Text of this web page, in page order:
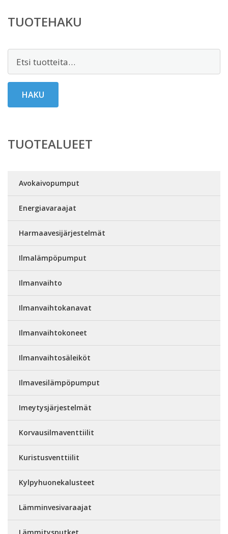
TUOTEHAKU
HAKU
TUOTEALUEET
Avokaivopumput
Energiavaraajat
Harmaavesijärjestelmät
Ilmalämpöpumput
Ilmanvaihto
Ilmanvaihtokanavat
Ilmanvaihtokoneet
Ilmanvaihtosäleiköt
Ilmavesilämpöpumput
Imeytysjärjestelmät
Korvausilmaventtiilit
Kuristusventtiilit
Kylpyhuonekalusteet
Lämminvesivaraajat